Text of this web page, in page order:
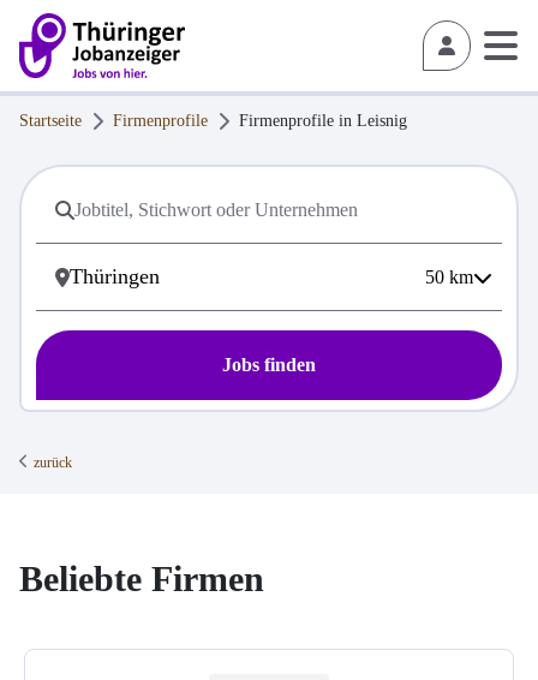
Startseite Firmenprofile Firmenprofile in Leisnig
50 km
Jobs finden
zurück
Beliebte Firmen